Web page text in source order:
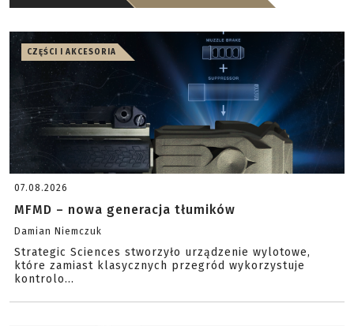
CZĘŚCI I AKCESORIA
07.08.2026
MFMD – nowa generacja tłumików
Damian Niemczuk
Strategic Sciences stworzyło urządzenie wylotowe,
które zamiast klasycznych przegród wykorzystuje
kontrolo...